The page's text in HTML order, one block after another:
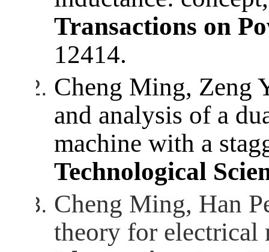
Transactions on
12414.
Cheng Ming, Zeng
and analysis of a
machine with a
Technological
Cheng Ming, Han
theory for electrical